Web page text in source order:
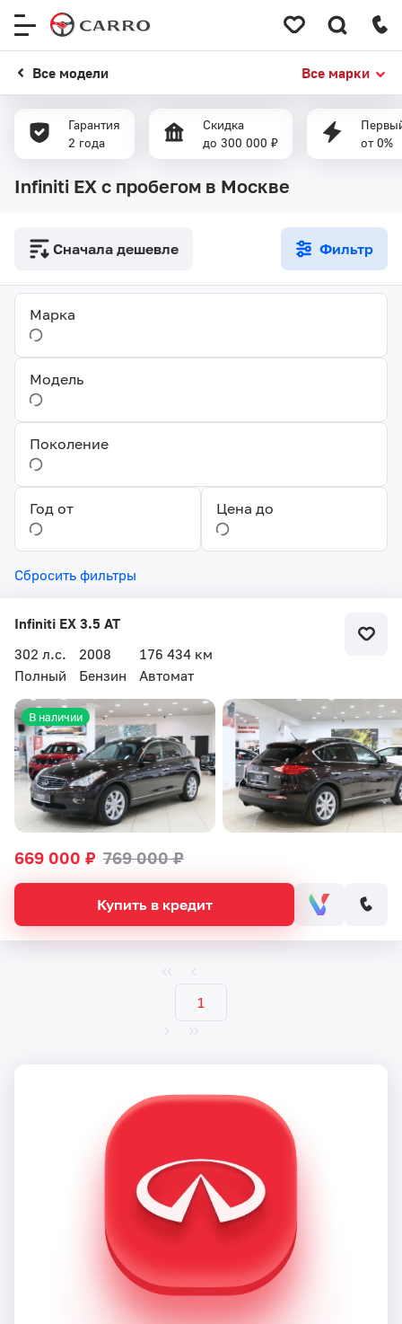
Все модели Все марки
Гарантия
2 года
Скидка
до 300 000 ₽
от 0%
Infiniti EX с пробегом в Москве
Фильтр
Сначала дешевле
Марка
Модель
Поколение
Год от Цена до
Сбросить фильтры
Infiniti EX 3.5 AT
302 л.с.
2008
176 434 км
Полный
Бензин Автомат
669 000 ₽ 769 000 ₽
В наличии
Купить в кредит
1